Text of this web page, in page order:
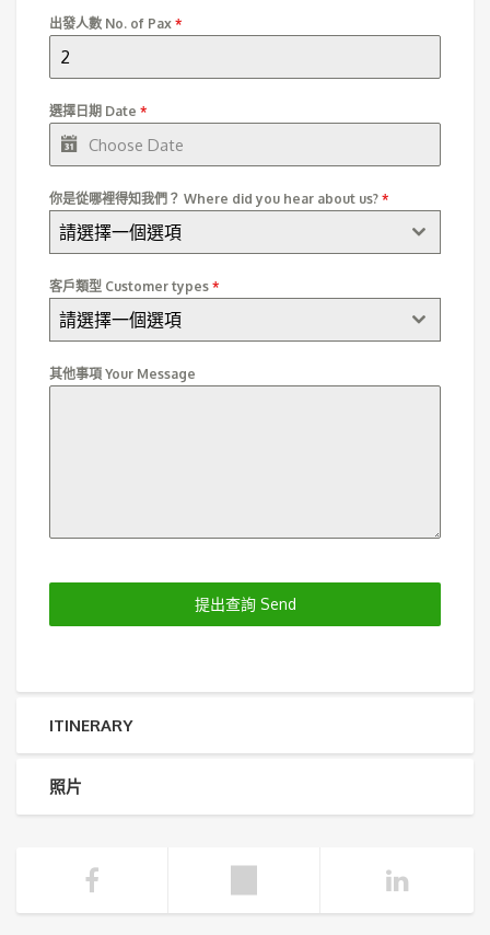
出發人數 No. of Pax *
選擇日期 Date *
你是從哪裡得知我們？ Where did you hear about us? *
請選擇一個選項
客戶類型 Customer types *
請選擇一個選項
其他事項 Your Message
提出查詢 Send
ITINERARY
照片